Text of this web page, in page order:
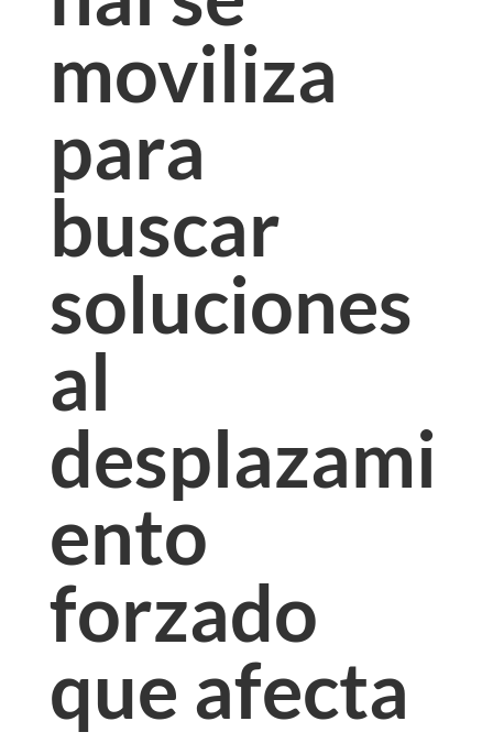
moviliza
para
buscar
soluciones
al
desplazami
ento
forzado
que afecta